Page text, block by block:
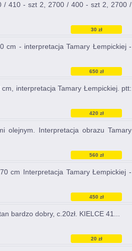
/ 410 - szt 2, 2700 / 400 - szt 2, 2700 /
30 zł
cm - interpretacja Tamary Łempickiej -
650 zł
interpretacja Tamary Łempickiej. ptt:
420 zł
olejnym. Interpretacja obrazu Tamary
560 zł
cm Interpretacja Tamary Łempickiej -
450 zł
bardzo dobry, c.20zł. KIELCE 41...
20 zł